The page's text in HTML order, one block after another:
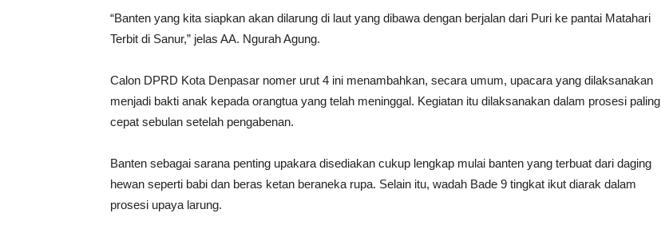
“Banten yang kita siapkan akan dilarung di laut yang dibawa dengan berjalan dari Puri ke pantai Matahari
Terbit di Sanur,” jelas AA. Ngurah Agung.
Calon DPRD Kota Denpasar nomer urut 4 ini menambahkan, secara umum, upacara yang dilaksanakan
menjadi bakti anak kepada orangtua yang telah meninggal. Kegiatan itu dilaksanakan dalam prosesi paling
cepat sebulan setelah pengabenan.
Banten sebagai sarana penting upakara disediakan cukup lengkap mulai banten yang terbuat dari daging
hewan seperti babi dan beras ketan beraneka rupa. Selain itu, wadah Bade 9 tingkat ikut diarak dalam
prosesi upaya larung.